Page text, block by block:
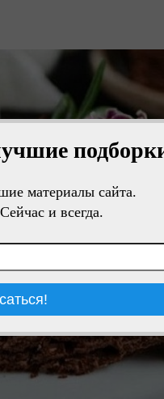
материалы сайта.
и всегда.